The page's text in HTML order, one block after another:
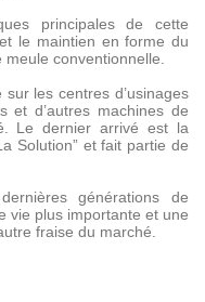
principales de cette
le maintien en forme du
conventionnelle.
les centres d’usinages
et d’autres machines de
Le dernier arrivé est la
Solution” et fait partie de
générations de
vie plus importante et une
fraise du marché.